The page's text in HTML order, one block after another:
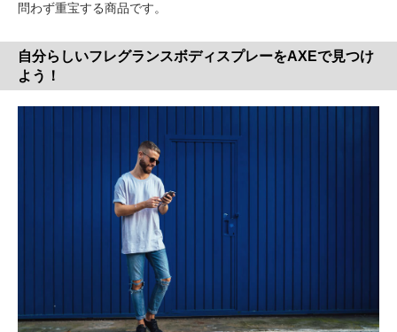
問わず重宝する商品です。
自分らしいフレグランスボディスプレーをAXEで見つけ
よう！